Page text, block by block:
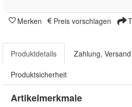
Merken Preis vorschlagen
Produktdetails Zahlung,
Produktsicherheit
Artikelmerkmale